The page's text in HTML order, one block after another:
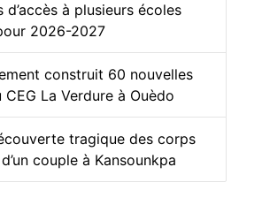
d’accès à plusieurs écoles
2026-2027
construit 60 nouvelles
La Verdure à Ouèdo
tragique des corps
couple à Kansounkpa